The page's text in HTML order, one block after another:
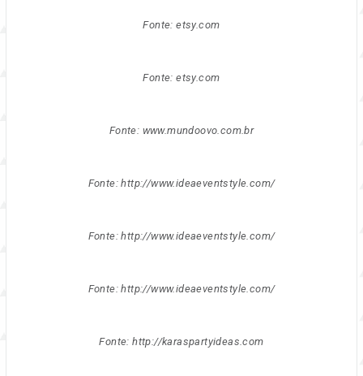
Fonte: etsy.com
Fonte: etsy.com
Fonte: www.mundoovo.com.br
Fonte: http://www.ideaeventstyle.com/
Fonte: http://www.ideaeventstyle.com/
Fonte: http://www.ideaeventstyle.com/
Fonte: http://karaspartyideas.com